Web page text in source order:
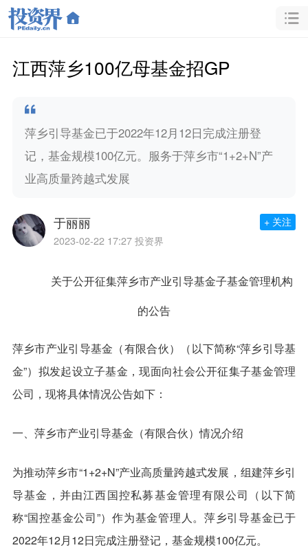
江西萍乡100亿母基金招GP
萍乡引导基金已于2022年12月12日完成注册登
记，基金规模100亿元。服务于萍乡市“1+2+N”产
业高质量跨越式发展
于丽丽
2023-02-22 17:27 投资界
+ 关注
关于公开征集萍乡市产业引导基金子基金管理机构
的公告
萍乡市产业引导基金（有限合伙）（以下简称“萍乡引导基
金”）拟发起设立子基金，现面向社会公开征集子基金管理
公司，现将具体情况公告如下：
一、萍乡市产业引导基金（有限合伙）情况介绍
为推动萍乡市“1+2+N”产业高质量跨越式发展，组建萍乡引
导基金，并由江西国控私募基金管理有限公司（以下简
称“国控基金公司”）作为基金管理人。萍乡引导基金已于
2022年12月12日完成注册登记，基金规模100亿元。